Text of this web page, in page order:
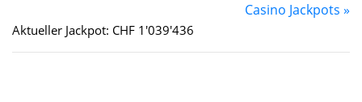
Casino Jackpots »
Aktueller Jackpot: CHF 1'039'436